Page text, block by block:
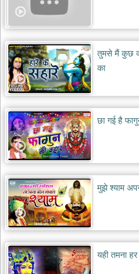
दयाल
भजन
lal
bhajans
शनि
देव
भजन
shani
dev
आज
का
भजन
bhajan
of
the
day
भजन
जोड़ें
add
bhajans
तुमसे मैं कुछ
का
छा गई है
मुझे श्याम
यही तमना